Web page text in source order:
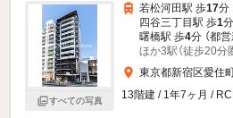
すべての写真
若松河田駅 歩17分
四谷三丁目駅 歩1
曙橋駅 歩4分 （都営
ほか3駅（徒歩20分
東京都新宿区愛住
13階建 / 1年7ヶ月 / RC